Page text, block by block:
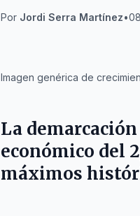
Por Jordi Serra Martínez•
Imagen genérica de
La demarcación
económico del
máximos